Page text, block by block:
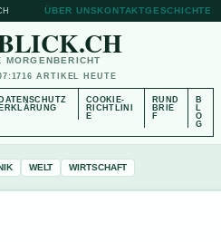
ÜBER UNSKONTAKTGESCHICHTE
MORGENBERICHT
16 ARTIKEL HEUTE
DATENSCHUTZ
ERKLÄRUNG
COOKIE-
RICHTLINI
E
RUND
BRIE
F
B
L
O
G
WELT WIRTSCHAFT